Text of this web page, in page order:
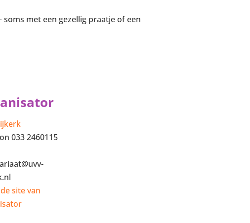
met een gezellig praatje of een
033 2460115
site van